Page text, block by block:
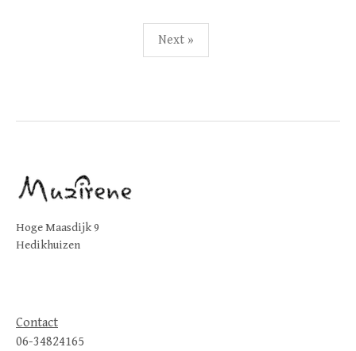
BerichtnavigatieNext »
Hoge Maasdijk 9
Hedikhuizen
Contact
06-34824165